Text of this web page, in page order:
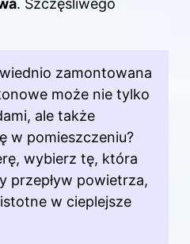
zamontowana
może nie tylko
ale także
w pomieszczeniu?
wybierz tę, która
przepływ powietrza,
w cieplejsze